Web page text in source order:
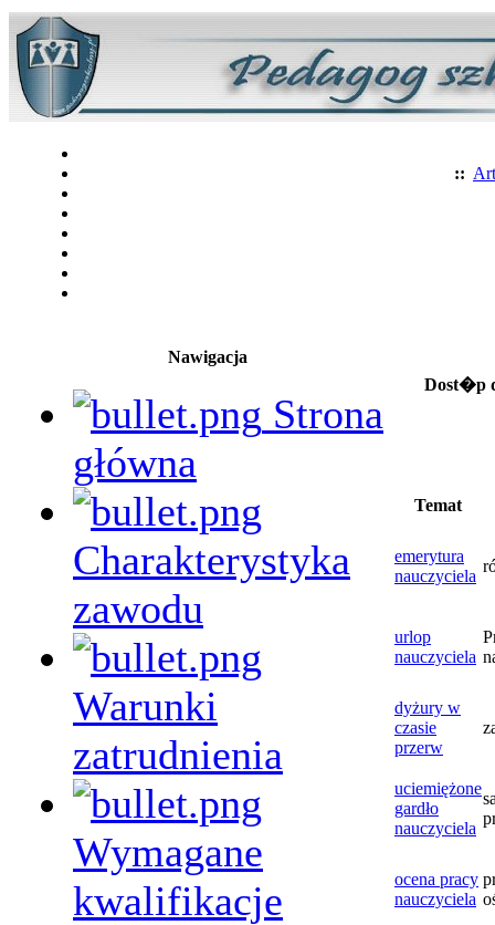
::
Nawigacja
Strona
główna
Charakterystyka
zawodu
Warunki
zatrudnienia
Wymagane
kwalifikacje
Dost�p
Temat
emerytura
nauczyciela
urlop
nauczyciela
dyżury w
czasie
przerw
uciemiężone
gardło
nauczyciela
ocena pracy
nauczyciela